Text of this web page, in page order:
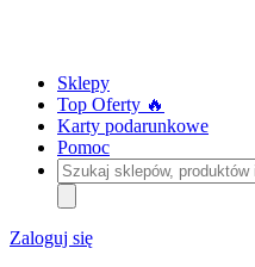
Sklepy
Top Oferty 🔥
Karty podarunkowe
Pomoc
Szukaj
sklepów,
produktów
i
kategorii
Zaloguj się